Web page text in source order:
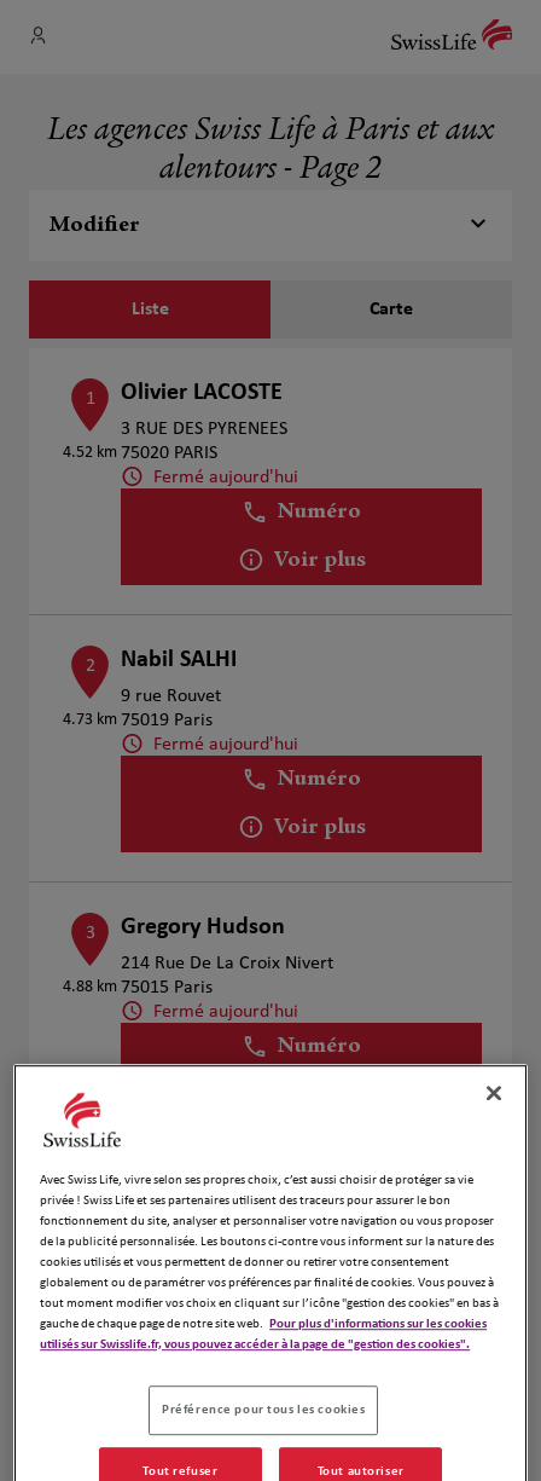
Les agences Swiss Life à Paris et aux
alentours - Page 2
Modifier
Liste Carte
1
4.52 km
Olivier LACOSTE
3 RUE DES PYRENEES
75020 PARIS
Fermé aujourd'hui
Numéro
Voir plus
2
4.73 km
Nabil SALHI
9 rue Rouvet
75019 Paris
Fermé aujourd'hui
Numéro
Voir plus
3
4.88 km
Gregory Hudson
214 Rue De La Croix Nivert
75015 Paris
Fermé aujourd'hui
Numéro
4
5.51 km
Stéphane Laskart
8 Boulevard Flandrin
75000 Paris 16ème
Fermé aujourd'hui
Numéro
Judicaël GÉRARD
Avec Swiss Life, vivre selon ses propres choix, c’est aussi choisir de protéger sa vie
privée ! Swiss Life et ses partenaires utilisent des traceurs pour assurer le bon
fonctionnement du site, analyser et personnaliser votre navigation ou vous proposer
de la publicité personnalisée. Les boutons ci-contre vous informent sur la nature des
cookies utilisés et vous permettent de donner ou retirer votre consentement
globalement ou de paramétrer vos préférences par finalité de cookies. Vous pouvez à
tout moment modifier vos choix en cliquant sur l’icône "gestion des cookies" en bas à
gauche de chaque page de notre site web. Pour plus d'informations sur les cookies
utilisés sur Swisslife.fr, vous pouvez accéder à la page de "gestion des cookies".
Préférence pour tous les cookies
Tout refuser Tout autoriser